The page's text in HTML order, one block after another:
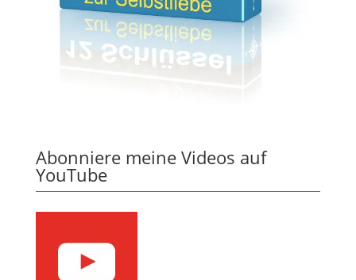
Abonniere meine Videos auf
YouTube